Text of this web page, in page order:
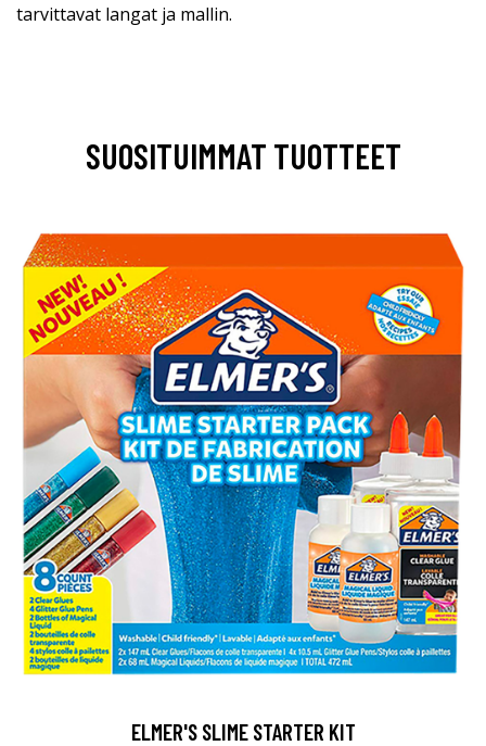
tarvittavat langat ja mallin.
SUOSITUIMMAT TUOTTEET
ELMER'S SLIME STARTER KIT